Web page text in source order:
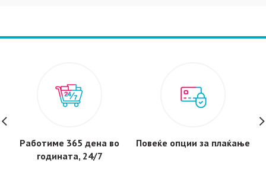
Работиме 365 дена во
годината, 24/7
Повеќе опции за плаќање